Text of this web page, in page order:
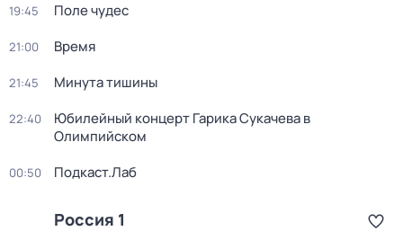
19:45 Поле чудес
21:00 Время
21:45 Минута тишины
22:40
Юбилейный концерт Гарика Сукачева в
Олимпийском
00:50 Подкаст.Лаб
Россия 1